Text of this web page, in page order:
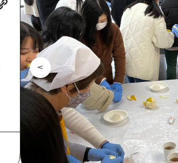
藝術
活動·廟會
美食·酒水
運動
夜晚生活
世界遺產
歷史·文化
治癒
自然
廣島隨意旅行 答對了
美北
藝北
宮島周邊
東山口
輔助流量摘要
設施擁堵
超值遊覽門票
行李寄存及運送服務
東山口
愛媛
島根